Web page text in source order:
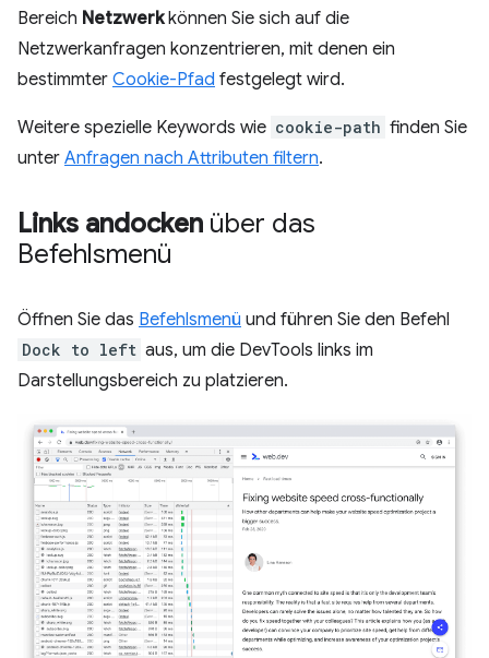
Bereich Netzwerkkönnen Sie sich auf die
Netzwerkanfragen konzentrieren, mit denen ein
bestimmter Cookie-Pfad festgelegt wird.
Weitere spezielle Keywords wie cookie-path finden Sie
unter Anfragen nach Attributen filtern.
Links andocken über das
Befehlsmenü
Öffnen Sie das Befehlsmenü und führen Sie den Befehl
Dock to left aus, um die DevTools links im
Darstellungsbereich zu platzieren.